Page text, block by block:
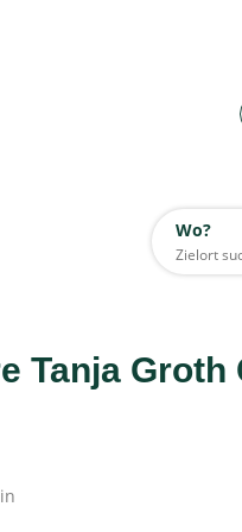
Wo?
Wo?
werden geladen
Tanja Groth